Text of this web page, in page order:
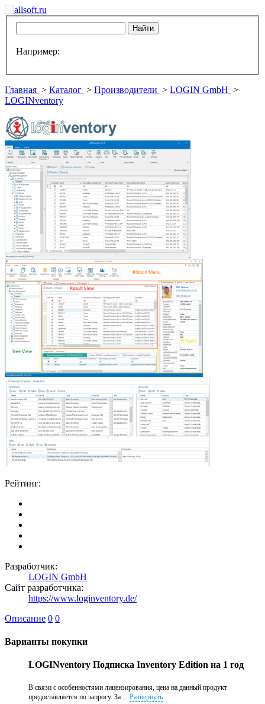
Например:
Главная > Каталог > Производители > LOGIN GmbH >
LOGINventory
Рейтинг:
Разработчик:
LOGIN GmbH
Сайт разработчика:
https://www.loginventory.de/
Описание 0 0
Варианты покупки
LOGINventory Подписка Inventory Edition на 1 год
В связи с особенностями лицензирования, цена на данный продукт
предоставляется по запросу. За ... Развернуть